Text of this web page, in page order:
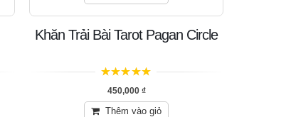
Khăn Trải Bài Tarot Pagan Circle
trên 5
450,000 ₫
Thêm vào giỏ